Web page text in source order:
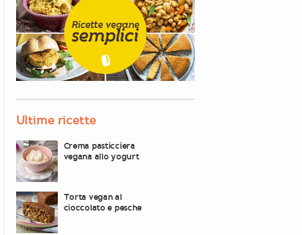
Ultime ricette
Crema pasticciera
vegana allo yogurt
Torta vegan al
cioccolato e pesche